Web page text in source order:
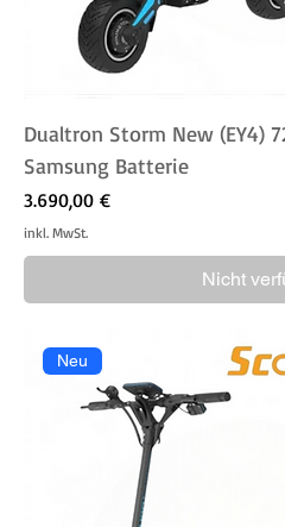
Dualtron Storm New (EY4)
Samsung Batterie
Preis
3.690,00 €
inkl. MwSt.
Nicht
Neu